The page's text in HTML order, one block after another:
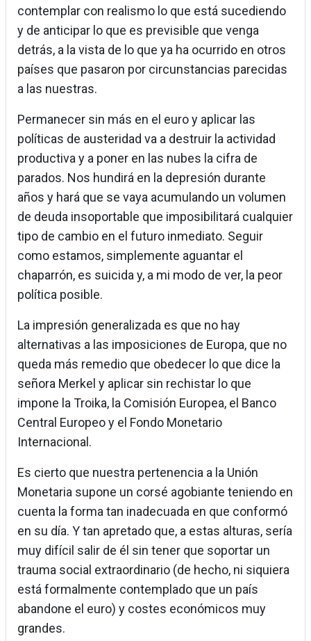
contemplar con realismo lo que está sucediendo
y de anticipar lo que es previsible que venga
detrás, a la vista de lo que ya ha ocurrido en otros
países que pasaron por circunstancias parecidas
a las nuestras.
Permanecer sin más en el euro y aplicar las
políticas de austeridad va a destruir la actividad
productiva y a poner en las nubes la cifra de
parados. Nos hundirá en la depresión durante
años y hará que se vaya acumulando un volumen
de deuda insoportable que imposibilitará cualquier
tipo de cambio en el futuro inmediato. Seguir
como estamos, simplemente aguantar el
chaparrón, es suicida y, a mi modo de ver, la peor
política posible.
La impresión generalizada es que no hay
alternativas a las imposiciones de Europa, que no
queda más remedio que obedecer lo que dice la
señora Merkel y aplicar sin rechistar lo que
impone la Troika, la Comisión Europea, el Banco
Central Europeo y el Fondo Monetario
Internacional.
Es cierto que nuestra pertenencia a la Unión
Monetaria supone un corsé agobiante teniendo en
cuenta la forma tan inadecuada en que conformó
en su día. Y tan apretado que, a estas alturas, sería
muy difícil salir de él sin tener que soportar un
trauma social extraordinario (de hecho, ni siquiera
está formalmente contemplado que un país
abandone el euro) y costes económicos muy
grandes.